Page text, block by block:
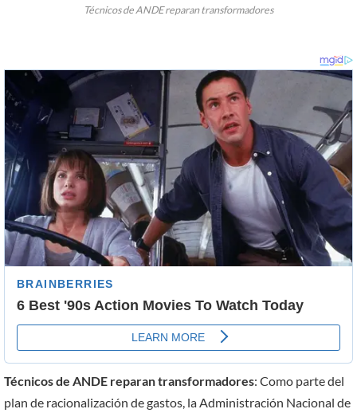
Técnicos de ANDE reparan transformadores
Técnicos de ANDE reparan transformadores: Como parte del
plan de racionalización de gastos, la Administración Nacional de